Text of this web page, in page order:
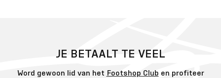
JE BETAALT TE VEEL
Word gewoon lid van het Footshop Club en profiteer